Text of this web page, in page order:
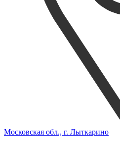
Московская обл., г. Лыткарино